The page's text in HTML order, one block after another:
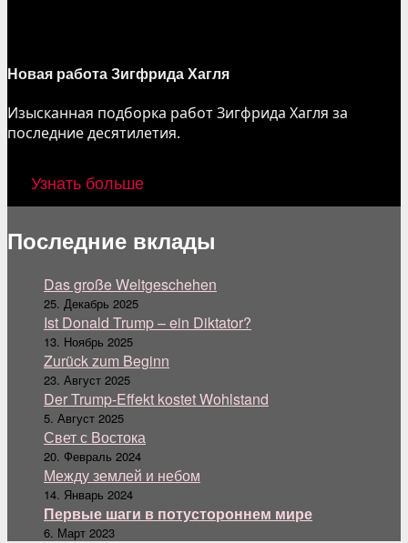
Новая работа Зигфрида Хагля
Изысканная подборка работ Зигфрида Хагля за
последние десятилетия.
Узнать больше
Последние вклады
Das große Weltgeschehen
25. Декабрь 2025
Ist Donald Trump – ein Diktator?
13. Ноябрь 2025
Zurück zum Beginn
23. Август 2025
Der Trump-Effekt kostet Wohlstand
5. Август 2025
Свет с Востока
20. Февраль 2024
Между землей и небом
14. Январь 2024
Первые шаги в потустороннем мире
6. Март 2023